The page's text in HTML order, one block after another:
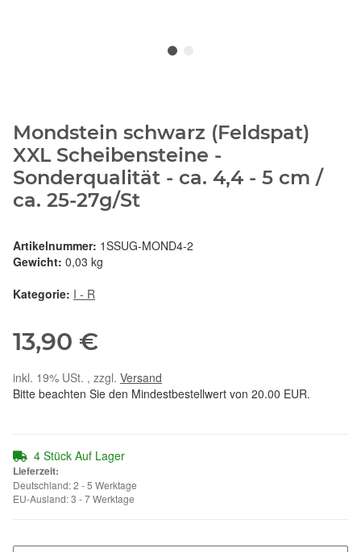
Mondstein schwarz (Feldspat)
XXL Scheibensteine -
Sonderqualität - ca. 4,4 - 5 cm /
ca. 25-27g/St
Artikelnummer: 1SSUG-MOND4-2
Gewicht: 0,03 kg
Kategorie: I - R
13,90 €
inkl. 19% USt. , zzgl. Versand
Bitte beachten Sie den Mindestbestellwert von 20.00 EUR.
4 Stück Auf Lager
Lieferzeit:
Deutschland: 2 - 5 Werktage
EU-Ausland: 3 - 7 Werktage